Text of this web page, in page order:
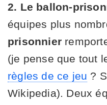
2. Le ballon-
équipes plus
prisonnier
(je pense que tout
règles de ce jeu ?
Wikipedia). Deux